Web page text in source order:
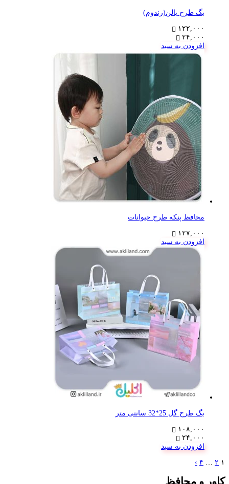
بگ طرح بالن(رندوم)
۱۲۲,۰۰۰
۲۴,۰۰۰
افزودن به سبد
محافظ پنکه طرح حیوانات
۱۲۷,۰۰۰
افزودن به سبد
بگ طرح گل 25*32 سانتی متر
۱۰۸,۰۰۰
۲۴,۰۰۰
افزودن به سبد
۱ ۲ … ۴ ›